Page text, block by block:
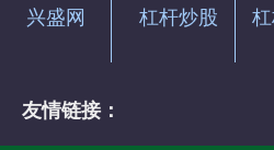
兴盛网 杠杆炒股
友情链接：